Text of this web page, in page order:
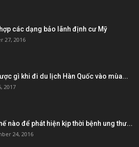
các dạng bảo lãnh định cư Mỹ
27, 2016
gì khi đi du lịch Hàn Quốc vào mùa...
2017
nào để phát hiện kịp thời bệnh ung thư...
24, 2016